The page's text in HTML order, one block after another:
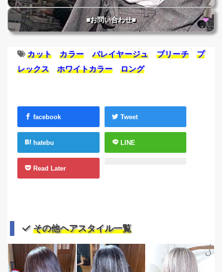
■お問い合わせ■
カット カラー バレイヤージュ ブリーチ
プ
レックス
ホワイトカラー ロング
facebook Tweet
hatebu LINE
Read Later
その他ヘアスタイル一覧